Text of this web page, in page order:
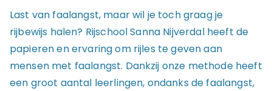
Last van faalangst, maar wil je toch graag je
rijbewijs halen? Rijschool Sanna Nijverdal heeft de
papieren en ervaring om rijles te geven aan
mensen met faalangst. Dankzij onze methode heeft
een groot aantal leerlingen, ondanks de faalangst,